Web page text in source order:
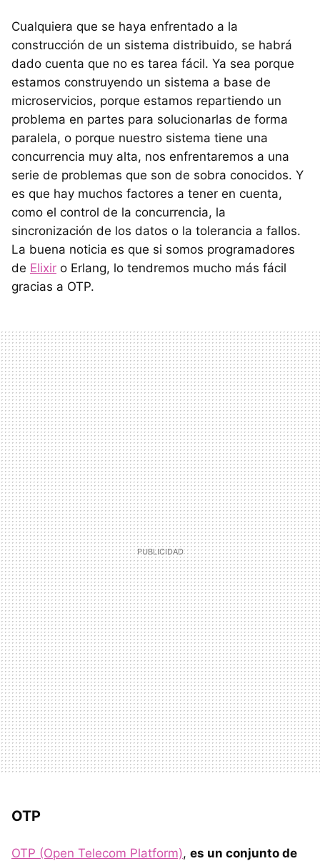
Cualquiera que se haya enfrentado a la
construcción de un sistema distribuido, se habrá
dado cuenta que no es tarea fácil. Ya sea porque
estamos construyendo un sistema a base de
microservicios, porque estamos repartiendo un
problema en partes para solucionarlas de forma
paralela, o porque nuestro sistema tiene una
concurrencia muy alta, nos enfrentaremos a una
serie de problemas que son de sobra conocidos. Y
es que hay muchos factores a tener en cuenta,
como el control de la concurrencia, la
sincronización de los datos o la tolerancia a fallos.
La buena noticia es que si somos programadores
de Elixir o Erlang, lo tendremos mucho más fácil
gracias a OTP.
OTP
OTP (Open Telecom Platform), es un conjunto de